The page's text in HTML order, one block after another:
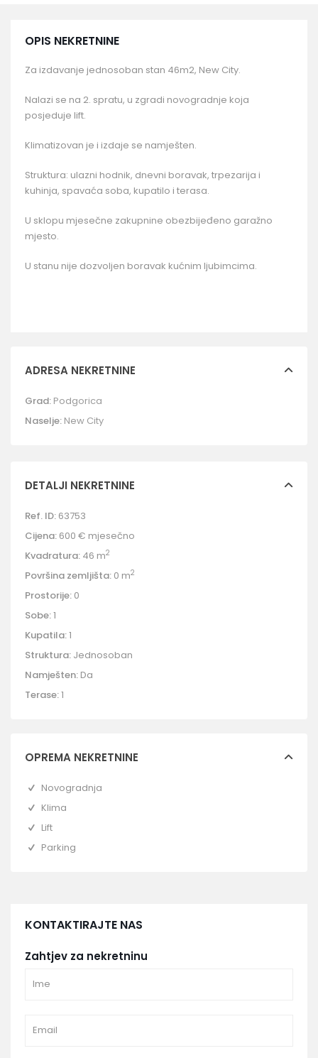
OPIS NEKRETNINE
Za izdavanje jednosoban stan 46m2, New City.
Nalazi se na 2. spratu, u zgradi novogradnje koja
posjeduje lift.
Klimatizovan je i izdaje se namješten.
Struktura: ulazni hodnik, dnevni boravak, trpezarija i
kuhinja, spavaća soba, kupatilo i terasa.
U sklopu mjesečne zakupnine obezbijeđeno garažno
mjesto.
U stanu nije dozvoljen boravak kućnim ljubimcima.
ADRESA NEKRETNINE
Grad: Podgorica
Naselje: New City
DETALJI NEKRETNINE
Ref. ID: 63753
Cijena: 600 € mjesečno
Kvadratura: 46 m2
Površina zemljišta: 0 m2
Prostorije: 0
Sobe:1
Kupatila:1
Struktura: Jednosoban
Namješten: Da
Terase:1
OPREMA NEKRETNINE
Novogradnja
Klima
Lift
Parking
KONTAKTIRAJTE NAS
Zahtjev za nekretninu